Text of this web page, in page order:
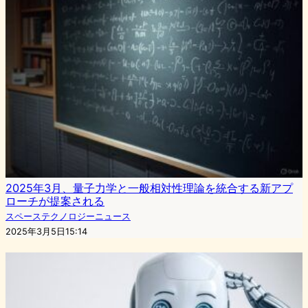
2025年3月、量子力学と一般相対性理論を統合する新アプ
ローチが提案される
スペーステクノロジーニュース
2025年3月5日15:14